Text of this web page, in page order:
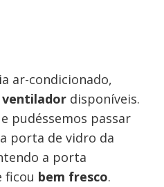
ar-condicionado,
ventiladordisponíveis.
pudéssemos passar
porta de vidro da
a porta
ficou bem fresco.